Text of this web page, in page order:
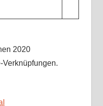
2020
Verknüpfungen.